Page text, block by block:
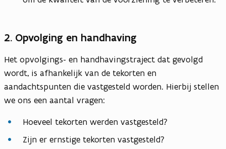
2. Opvolging en handhaving
Het opvolgings- en handhavingstraject dat gevolgd
wordt, is afhankelijk van de tekorten en
aandachtspunten die vastgesteld worden. Hierbij stellen
we ons een aantal vragen:
Hoeveel tekorten werden vastgesteld?
Zijn er ernstige tekorten vastgesteld?